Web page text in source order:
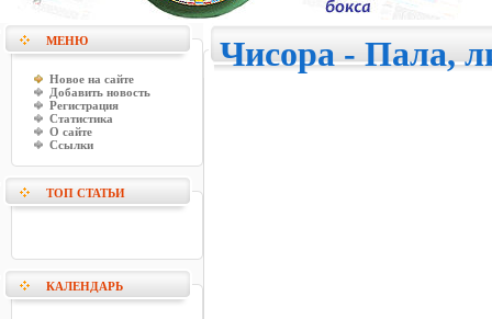
МЕНЮ
Новое на сайте
Добавить новость
Регистрация
Статистика
О сайте
Ссылки
ТОП СТАТЬИ
КАЛЕНДАРЬ
Чисора - Пала,